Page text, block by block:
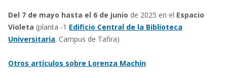
Del 7 de mayo hasta el 6 de junio de 2025 en el Espacio
Violeta (planta -1 Edificio Central de la Biblioteca
Universitaria. Campus de Tafira)
Otros artículos sobre Lorenza Machín